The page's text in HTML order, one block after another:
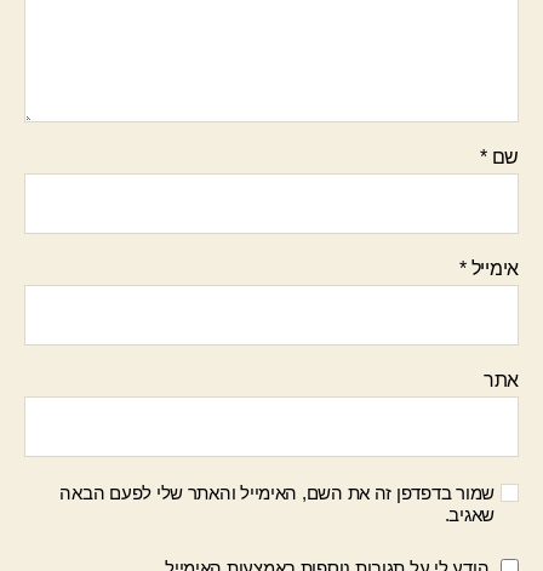
שם*
אימייל*
אתר
שמור בדפדפן זה את השם, האימייל והאתר שלי לפעם הבאה
שאגיב.